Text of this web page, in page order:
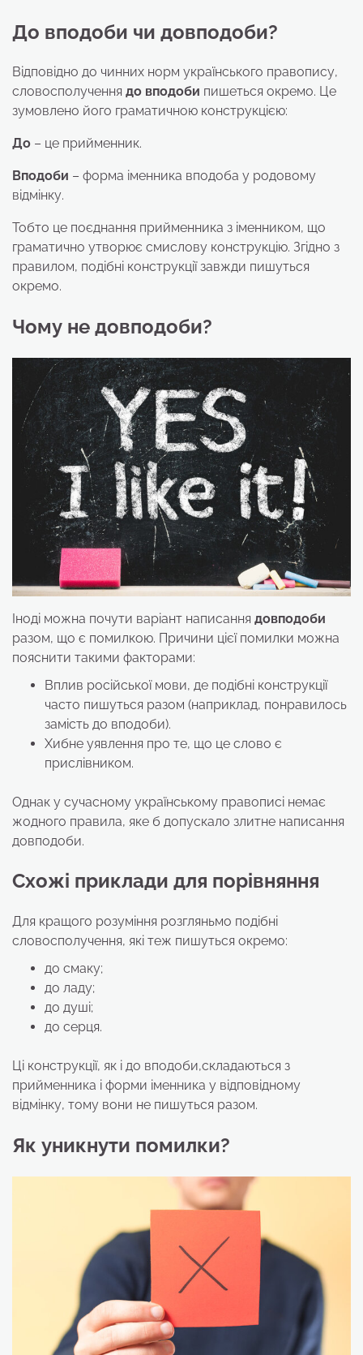
До вподоби чи довподоби?
Відповідно до чинних норм українського правопису,
словосполучення до вподоби пишеться окремо. Це
зумовлено його граматичною конструкцією:
До – це прийменник.
Вподоби – форма іменника вподоба у родовому
відмінку.
Тобто це поєднання прийменника з іменником, що
граматично утворює смислову конструкцію. Згідно з
правилом, подібні конструкції завжди пишуться
окремо.
Чому не довподоби?
Іноді можна почути варіант написання довподоби
разом, що є помилкою. Причини цієї помилки можна
пояснити такими факторами:
Вплив російської мови, де подібні конструкції
часто пишуться разом (наприклад, понравилось
замість до вподоби).
Хибне уявлення про те, що це слово є
прислівником.
Однак у сучасному українському правописі немає
жодного правила, яке б допускало злитне написання
довподоби.
Схожі приклади для порівняння
Для кращого розуміння розгляньмо подібні
словосполучення, які теж пишуться окремо:
до смаку;
до ладу;
до душі;
до серця.
Ці конструкції, як і до вподоби,складаються з
прийменника і форми іменника у відповідному
відмінку, тому вони не пишуться разом.
Як уникнути помилки?